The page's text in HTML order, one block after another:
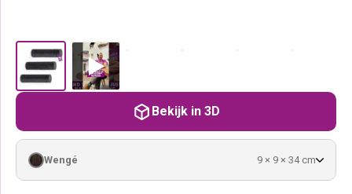
Wengé 9 × 9 × 34 cm
Bekijk in 3D